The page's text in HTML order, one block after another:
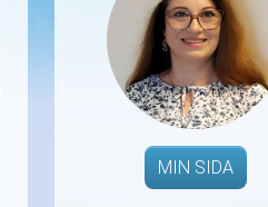
MIN SIDA